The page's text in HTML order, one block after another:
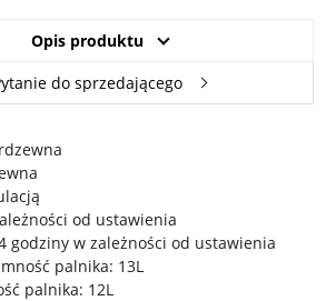
Opis produktu
do sprzedającego
od ustawienia
godziny w zależności od ustawienia
palnika: 13L
palnika: 12L